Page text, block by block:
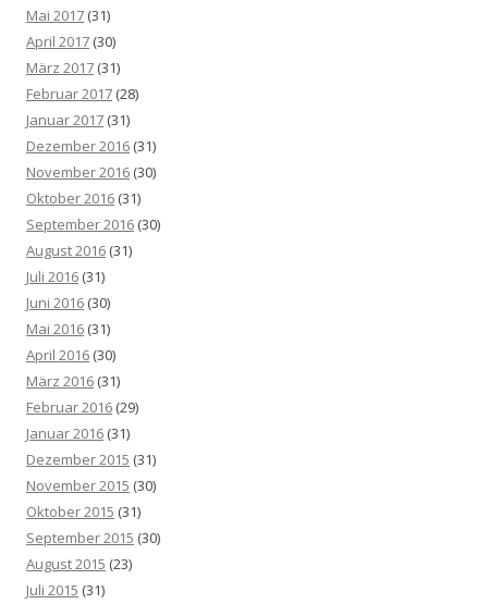
Mai 2017 (31)
April 2017 (30)
März 2017 (31)
Februar 2017 (28)
Januar 2017 (31)
Dezember 2016 (31)
November 2016 (30)
Oktober 2016 (31)
September 2016 (30)
August 2016 (31)
Juli 2016 (31)
Juni 2016 (30)
Mai 2016 (31)
April 2016 (30)
März 2016 (31)
Februar 2016 (29)
Januar 2016 (31)
Dezember 2015 (31)
November 2015 (30)
Oktober 2015 (31)
September 2015 (30)
August 2015 (23)
Juli 2015 (31)